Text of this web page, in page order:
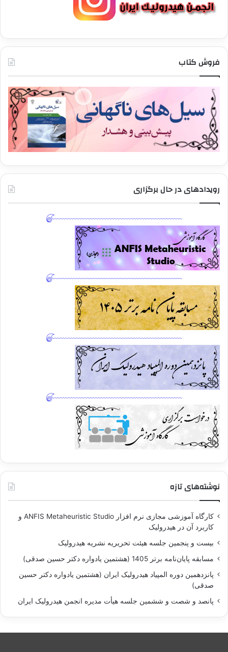
فروش کتاب
رویدادهای در حال برگزاری
نوشته‌های تازه
کارگاه آموزشی مجازی نرم افزار ANFIS Metaheuristic Studio و
کاربرد آن در هيدروليک
بيست و پنجمين جلسه هيئت تحريريه نشريه هيدروليک
مسابقه پايان‌نامه برتر 1405 (هشتمين يادواره دکتر حسين صدقی)
پانزدهمين دوره المپياد هيدروليک ايران (هشتمين يادواره دکتر حسين
صدقی)
پانصد و شصت و ششمين جلسه هيأت مديره انجمن هيدروليک ايران